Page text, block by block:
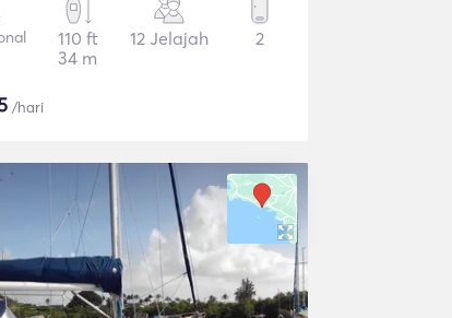
110 ft
34 m
12 Jelajah 2
/hari